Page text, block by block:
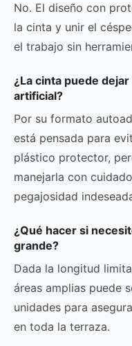
No. El diseño con
la cinta y unir el
el trabajo sin
¿La cinta puede
artificial?
Por su formato
está pensada para
plástico protector,
manejarla con
pegajosidad
¿Qué hacer si
grande?
Dada la longitud
áreas amplias puede
unidades para
en toda la terraza.